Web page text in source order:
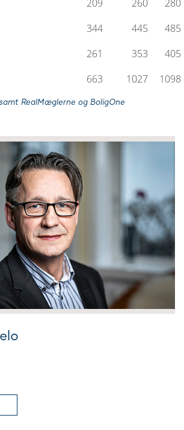
209 260
280
344 445
485
261 353
405
663 1027 1098
RealMæglerne og BoligOne